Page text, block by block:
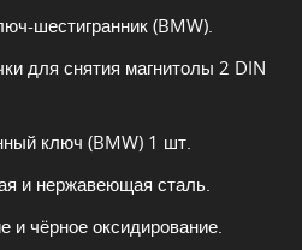
шестигранник (BMW).
для снятия магнитолы 2 DIN
ключ (BMW) 1 шт.
и нержавеющая сталь.
и чёрное оксидирование.